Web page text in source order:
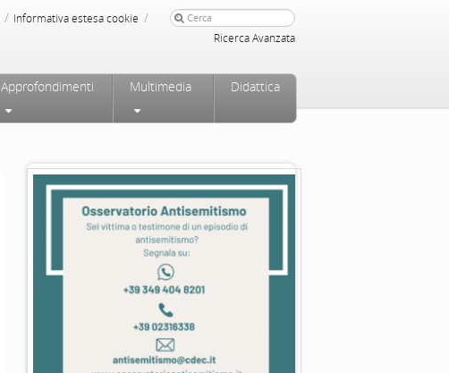
/ Informativa estesa cookie /
Ricerca Avanzata
Approfondimenti Multimedia Didattica